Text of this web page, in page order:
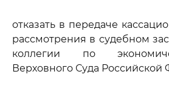
отказать в передаче
рассмотрения в судебном
коллегии по
Верховного Суда Российской